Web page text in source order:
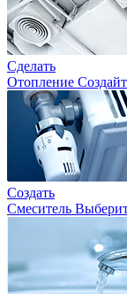
Сделать
Отопление
Создать
Смеситель